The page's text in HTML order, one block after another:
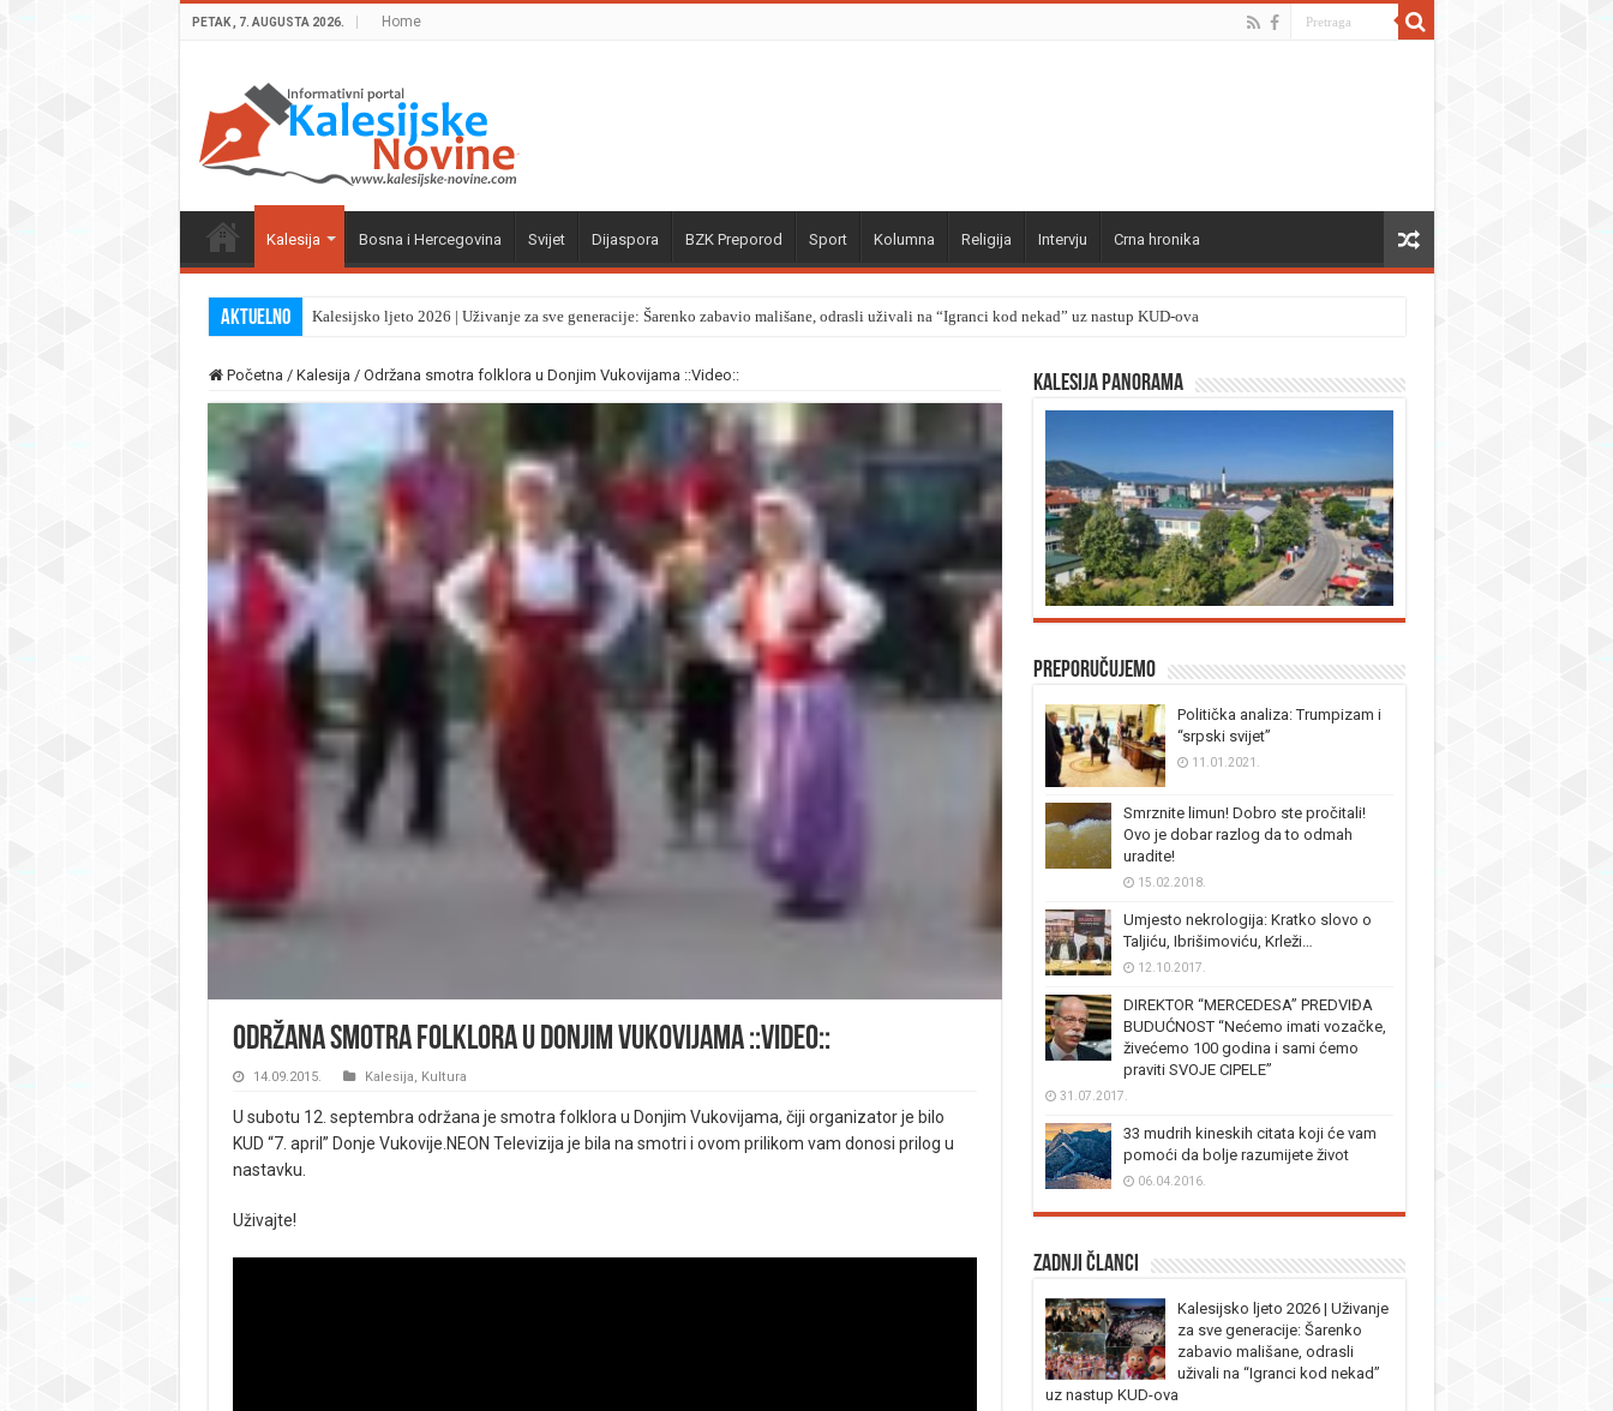
PETAK , 7. AUGUSTA 2026. Home
Kalesija Bosna i Hercegovina Svijet Dijaspora BZK Preporod Sport Kolumna Religija Intervju Crna hronika
Aktuelno Kalesijsko ljeto 2026 | Uživanje za sve generacije: Šarenko zabavio mališane, odrasli uživali na “Igranci kod nekad” uz nastup KUD-ova
Početna / Kalesija / Održana smotra folklora u Donjim Vukovijama ::Video::
Održana smotra folklora u Donjim Vukovijama ::Video::
14.09.2015. Kalesija Kultura
U subotu 12. septembra održana je smotra folklora u Donjim Vukovijama, čiji organizator je bilo
KUD “7. april” Donje Vukovije. NEON Televizija je bila na smotri i ovom prilikom vam donosi prilog u
nastavku.
Uživajte!
Kalesija panorama
Preporučujemo
Politička analiza: Trumpizam i
“srpski svijet”
11.01.2021.
Smrznite limun! Dobro ste pročitali!
Ovo je dobar razlog da to odmah
uradite!
15.02.2018.
Umjesto nekrologija: Kratko slovo o
Taljiću, Ibrišimoviću, Krleži…
12.10.2017.
DIREKTOR “MERCEDESA” PREDVIĐA
BUDUĆNOST “Nećemo imati vozačke,
živećemo 100 godina i sami ćemo
praviti SVOJE CIPELE”
31.07.2017.
33 mudrih kineskih citata koji će vam
pomoći da bolje razumijete život
06.04.2016.
Zadnji članci
Kalesijsko ljeto 2026 | Uživanje
za sve generacije: Šarenko
zabavio mališane, odrasli
uživali na “Igranci kod nekad”
uz nastup KUD-ova